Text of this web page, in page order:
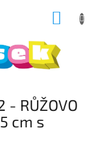
RŮŽOVO
cm s